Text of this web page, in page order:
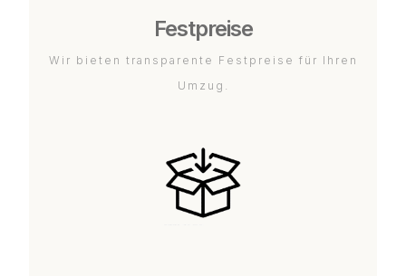
Festpreise
Wir bieten transparente Festpreise für Ihren
Umzug.